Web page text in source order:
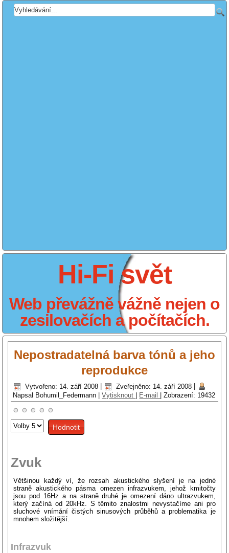
Hi-Fi svět
Web převážně vážně nejen o
zesilovačích a počítačích.
Nepostradatelná barva tónů a jeho
reprodukce
Vytvořeno: 14. září 2008 Zveřejněno: 14. září 2008
Napsal Bohumil_Federmann |Vytisknout E-mail |Zobrazení: 19432
Hodnoťte
prosím
Zvuk
Většinou každý ví, že rozsah akustického slyšení je na jedné
straně akustického pásma omezen infrazvukem, jehož kmitočty
jsou pod 16Hz a na straně druhé je omezení dáno ultrazvukem,
který začíná od 20kHz. S těmito znalostmi nevystačíme ani pro
sluchové vnímání čistých sinusových průběhů a problematika je
mnohem složitější.
Infrazvuk